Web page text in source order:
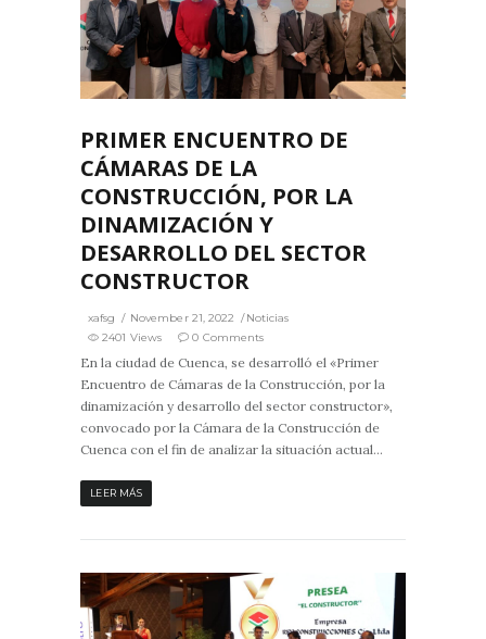
PRIMER ENCUENTRO DE
CÁMARAS DE LA
CONSTRUCCIÓN, POR LA
DINAMIZACIÓN Y
DESARROLLO DEL SECTOR
CONSTRUCTOR
xafsg November 21, 2022
Noticias
2401 Views
0 Comments
En la ciudad de Cuenca, se desarrolló el «Primer
Encuentro de Cámaras de la Construcción, por la
dinamización y desarrollo del sector constructor»,
convocado por la Cámara de la Construcción de
Cuenca con el fin de analizar la situación actual...
LEER MÁS